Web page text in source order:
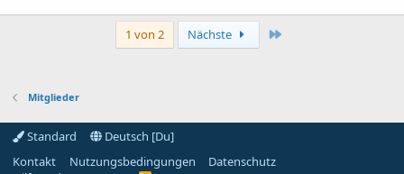
1 von 2 Nächste
Mitglieder
Standard
Deutsch [Du]
Kontakt
Nutzungsbedingungen
Datenschutz